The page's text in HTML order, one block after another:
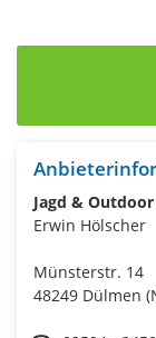
Jagd &
Erwin Hölscher
Münsterstr. 14
48249 Dülmen